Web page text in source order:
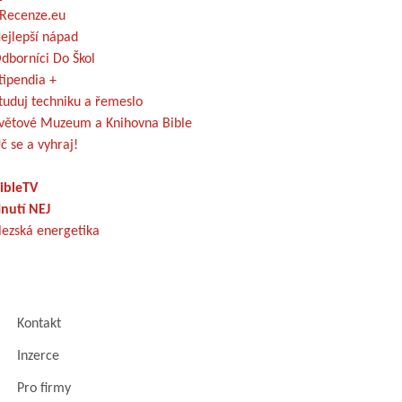
nápad
Do Škol
+
techniku a řemeslo
Muzeum a Knihovna Bible
se a vyhraj!
NEJ
energetika
Kontakt
Inzerce
Pro firmy